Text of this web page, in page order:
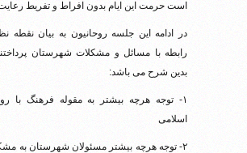
است حرمت این ایام بدون افراط و تفریط
در ادامه این جلسه روحانیون به بیان نقطه
رابطه با مسائل و مشکلات شهرستان
بدین شرح می باشد:
۱- توجه هرچه بیشتر به مقوله فرهنگ با
اسلامی
۲- توجه هرچه بیشتر مسئولان شهرستان به